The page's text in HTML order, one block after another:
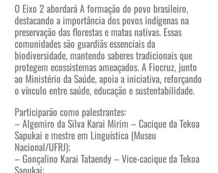
O Eixo 2 abordará A formação do povo brasileiro,
destacando a importância dos povos indígenas na
preservação das florestas e matas nativas. Essas
comunidades são guardiãs essenciais da
biodiversidade, mantendo saberes tradicionais que
protegem ecossistemas ameaçados. A Fiocruz, junto
ao Ministério da Saúde, apoia a iniciativa, reforçando
o vínculo entre saúde, educação e sustentabilidade.
Participarão como palestrantes:
– Algemiro da Silva Karai Mirim – Cacique da Tekoa
Sapukai e mestre em Linguística (Museu
Nacional/UFRJ);
– Gonçalino Karai Tataendy – Vice-cacique da Tekoa
Sapukai;